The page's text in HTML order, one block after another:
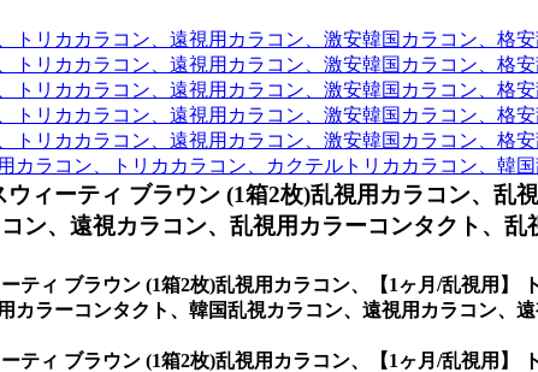
トリカカラコン、遠視用カラコン、激安韓国カラコン、格
トリカカラコン、遠視用カラコン、激安韓国カラコン、格
トリカカラコン、遠視用カラコン、激安韓国カラコン、格
トリカカラコン、遠視用カラコン、激安韓国カラコン、格
トリカカラコン、遠視用カラコン、激安韓国カラコン、格安
カラコン、トリカカラコン、カクテルトリカカラコン、韓
ウィーティ ブラウン (1箱2枚)乱視用カラコン、 乱
ン、遠視カラコン、乱視用カラーコンタクト、
ティ ブラウン (1箱2枚)乱視用カラコン、
【1ヶ月/乱視用】
カラーコンタクト、韓国乱視カラコン、遠視用カラコン、
ティ ブラウン (1箱2枚)乱視用カラコン、
【1ヶ月/乱視用】